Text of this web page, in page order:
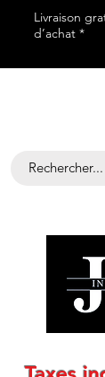
Livraison
d’achat *